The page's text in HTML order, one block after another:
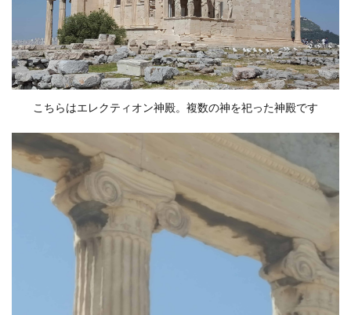
こちらはエレクティオン神殿。複数の神を祀った神殿です